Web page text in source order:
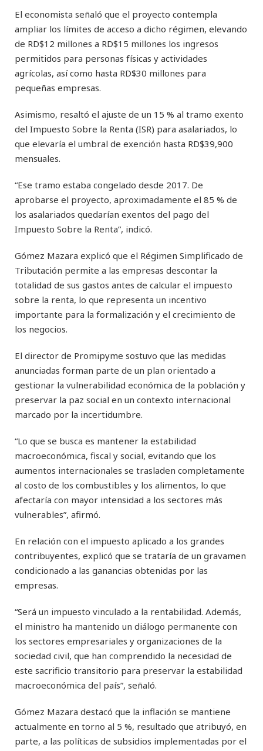
El economista señaló que el proyecto contempla
ampliar los límites de acceso a dicho régimen, elevando
de RD$12 millones a RD$15 millones los ingresos
permitidos para personas físicas y actividades
agrícolas, así como hasta RD$30 millones para
pequeñas empresas.
Asimismo, resaltó el ajuste de un 15 % al tramo exento
del Impuesto Sobre la Renta (ISR) para asalariados, lo
que elevaría el umbral de exención hasta RD$39,900
mensuales.
“Ese tramo estaba congelado desde 2017. De
aprobarse el proyecto, aproximadamente el 85 % de
los asalariados quedarían exentos del pago del
Impuesto Sobre la Renta”, indicó.
Gómez Mazara explicó que el Régimen Simplificado de
Tributación permite a las empresas descontar la
totalidad de sus gastos antes de calcular el impuesto
sobre la renta, lo que representa un incentivo
importante para la formalización y el crecimiento de
los negocios.
El director de Promipyme sostuvo que las medidas
anunciadas forman parte de un plan orientado a
gestionar la vulnerabilidad económica de la población y
preservar la paz social en un contexto internacional
marcado por la incertidumbre.
“Lo que se busca es mantener la estabilidad
macroeconómica, fiscal y social, evitando que los
aumentos internacionales se trasladen completamente
al costo de los combustibles y los alimentos, lo que
afectaría con mayor intensidad a los sectores más
vulnerables”, afirmó.
En relación con el impuesto aplicado a los grandes
contribuyentes, explicó que se trataría de un gravamen
condicionado a las ganancias obtenidas por las
empresas.
“Será un impuesto vinculado a la rentabilidad. Además,
el ministro ha mantenido un diálogo permanente con
los sectores empresariales y organizaciones de la
sociedad civil, que han comprendido la necesidad de
este sacrificio transitorio para preservar la estabilidad
macroeconómica del país”, señaló.
Gómez Mazara destacó que la inflación se mantiene
actualmente en torno al 5 %, resultado que atribuyó, en
parte, a las políticas de subsidios implementadas por el